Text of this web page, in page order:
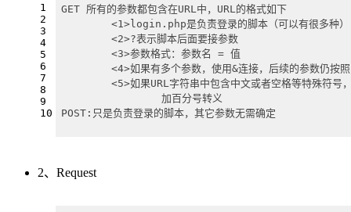
1
2
3
4
5
6
7
8
9
10
GET 所有的参数都包含在URL中，URL的格式如下
	<1>login.php是负责登录的脚本（可以有很多种）
	<2>?表示脚本后面要接参数
	<3>参数格式：参数名 = 值
<4>如果有多个参数，使用&连接，后续的参数仍按
<5>如果URL字符串中包含中文或者空格等特殊符号
		加百分号转义
POST:只是负责登录的脚本，其它参数无需确定
2、Request